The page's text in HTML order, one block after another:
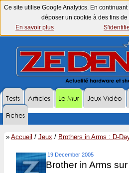
Ce site utilise Google Analytics. En
déposer un cookie à des fins
En savoir plus
Tests Articles Le Mur Jeux Vidéo
Fiches
» Accueil / Jeux / Brothers in Arms : D-
19 December 2005
Brother in Arms